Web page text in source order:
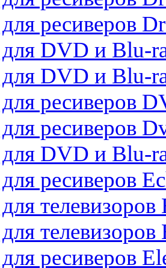
ресиверов
DVD и Blu-
DVD и Blu-
ресиверов
ресиверов
DVD и Blu-
ресиверов
телевизоров
телевизоров
ресиверов